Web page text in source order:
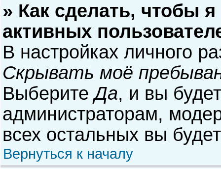
» Как сделать, чтобы
активных
В настройках личного
Скрывать моё
ВыберитеДа, и вы
администраторам,
всех остальных вы
Вернуться к началу